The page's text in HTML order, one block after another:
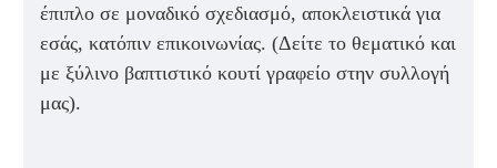
έπιπλο σε μοναδικό σχεδιασμό, αποκλειστικά για
εσάς, κατόπιν επικοινωνίας. (Δείτε το θεματικό και
με ξύλινο βαπτιστικό κουτί γραφείο στην συλλογή
μας).